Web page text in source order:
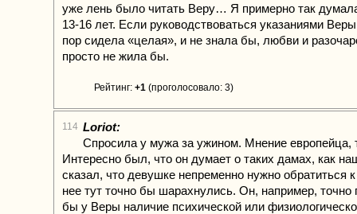
уже лень было читать Веру… Я примерно так
13-16 лет. Если руководствоваться указаниями
пор сидела «целая», и не знала бы, любви и
просто не жила бы.
Рейтинг: +1 (проголосовало: 3)
114 Loriot:
Спросила у мужа за ужином. Мнение европейца,
Интересно был, что он думает о таких дамах, как
сказал, что девушке непременно нужно обратиться
нее тут точно бы шарахнулись. Он, например, точно
бы у Веры наличие психической или